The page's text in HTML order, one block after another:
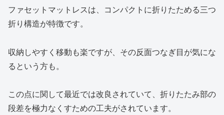
ファセットマットレスは、コンパクトに折りたためる三つ
折り構造が特徴です。
収納しやすく移動も楽ですが、その反面つなぎ目が気にな
るという方も。
この点に関して最近では改良されていて、折りたたみ部の
段差を極力なくすための工夫がされています。